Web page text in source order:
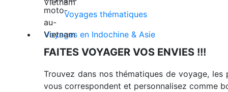
Voyages thématiques
Voyages en Indochine & Asie
FAITES VOYAGER VOS ENVIES !!!
Trouvez dans nos thématiques de voyage,
vous correspondent et personnalisez comme